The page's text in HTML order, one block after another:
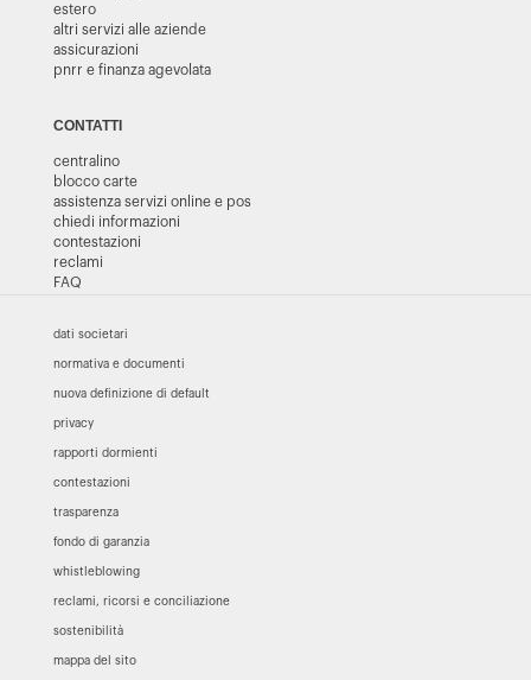
estero
altri servizi alle aziende
assicurazioni
pnrr e finanza agevolata
CONTATTI
centralino
blocco carte
assistenza servizi online e pos
chiedi informazioni
contestazioni
reclami
FAQ
dati societari
normativa e documenti
nuova definizione di default
privacy
rapporti dormienti
contestazioni
trasparenza
fondo di garanzia
whistleblowing
reclami, ricorsi e conciliazione
sostenibilità
mappa del sito